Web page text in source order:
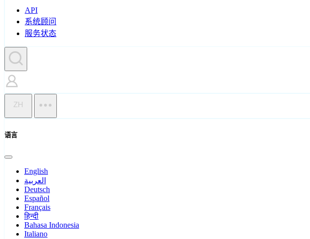
API
系统顾问
服务状态
ZH
语言
English
العربية
Deutsch
Español
Français
हिन्दी
Bahasa Indonesia
Italiano